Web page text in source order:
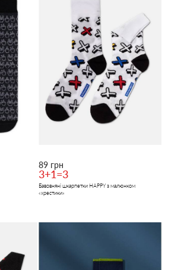
89 грн
3+1=3
Бавовняні шкарпетки HAPPY з малюнком
«хрестики»